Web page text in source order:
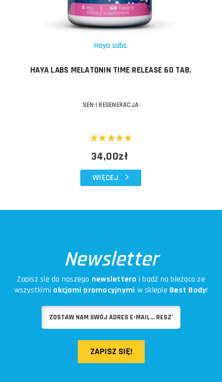
Haya Labs
HAYA LABS MELATONIN TIME RELEASE 60 TAB.
SEN I REGENERACJA
34,00zł
WIĘCEJ
Newsletter
Zapisz się do naszego newslettera i bądź na bieżąco ze
wszystkimi akcjami promocyjnymi w sklepie Best Body!
ZAPISZ SIĘ!